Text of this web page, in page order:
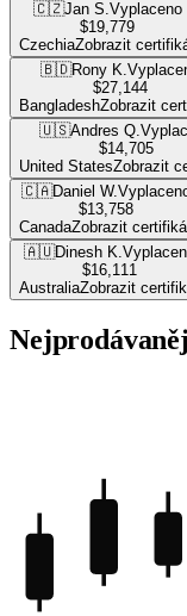
🇨🇿Jan S. Vyplaceno
$19,779
CzechiaZobrazit
🇧🇩Rony K.
$27,144
BangladeshZobrazit
🇺🇸Andres Q.
$14,705
United StatesZobrazit
🇨🇦Daniel W.
$13,758
CanadaZobrazit
🇦🇺Dinesh K.
$16,111
AustraliaZobrazit